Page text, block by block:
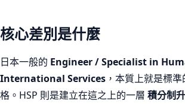
核心差別是什麼
日本一般的 Engineer / Specialist in
International Services ，本質上就是標
格。HSP 則是建立在這之上的一層 積分制